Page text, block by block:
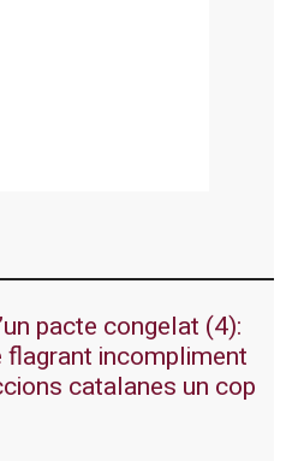
pacte congelat (4):
flagrant incompliment
catalanes un cop